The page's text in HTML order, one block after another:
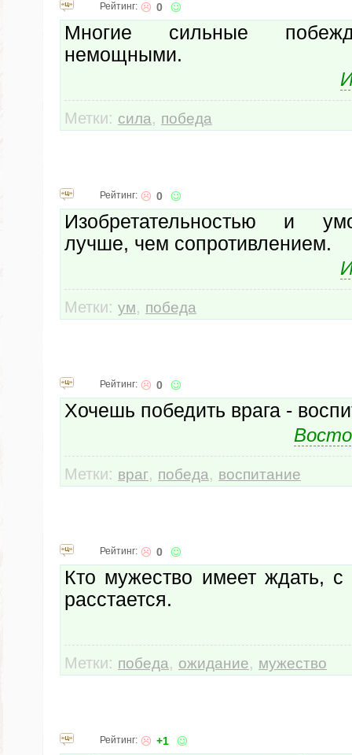
Рейтинг: 0
Многие сильные
немощными.
Метки: сила, победа
Рейтинг: 0
Изобретательностью и
лучше, чем сопротивлением.
Метки: ум, победа
Рейтинг: 0
Хочешь победить врага -
Метки: враг, победа, воспитание
Рейтинг: 0
Кто мужество имеет ждать, с
расстается.
Метки: победа, ожидание, мужество
Рейтинг: +1